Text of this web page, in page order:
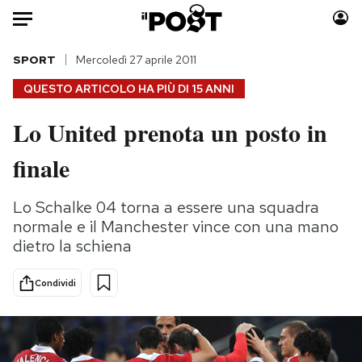
Auto
HOME
Italia
Politica
Tecnologia
Internet
Scienza
Cultura
Economia
Sport
Moda
Storie/Idee
Ok Boomer!
Mondiali calcio 2026
QUESTO ARTICOLO HA PIÙ DI 15 ANNI
SPORT Mercoledì 27 aprile 2011
Lo United prenota un posto in
finale
Lo Schalke 04 torna a essere una squadra
normale e il Manchester vince con una mano
dietro la schiena
Condividi